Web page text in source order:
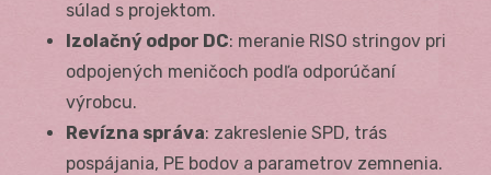
súlad s projektom.
Izolačný odpor DC: meranie RISO stringov pri
odpojených meničoch podľa odporúčaní
výrobcu.
Revízna správa: zakreslenie SPD, trás
pospájania, PE bodov a parametrov zemnenia.